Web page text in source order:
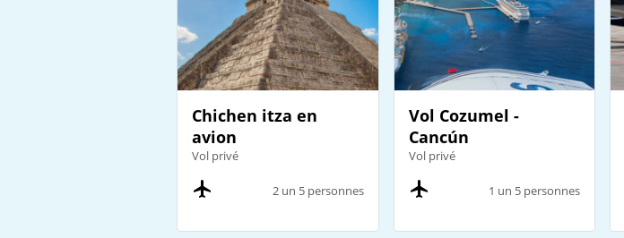
Chichen itza en
avion
Vol privé
2 un 5 personnes
Vol Cozumel -
Cancún
Vol privé
1 un 5 personnes